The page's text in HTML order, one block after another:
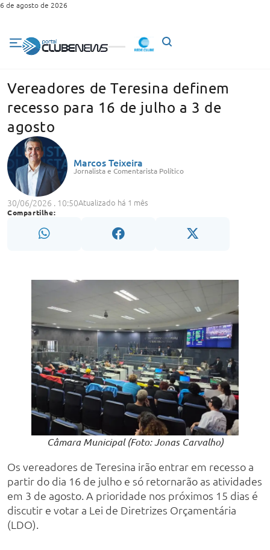
6 de agosto de 2026
Vereadores de Teresina definem
recesso para 16 de julho a 3 de
agosto
Marcos Teixeira
Jornalista e Comentarista Político
30/06/2026 . 10:50Atualizado há 1 mês
Compartilhe:
Câmara Municipal (Foto: Jonas Carvalho)
Os vereadores de Teresina irão entrar em recesso a
partir do dia 16 de julho e só retornarão as atividades
em 3 de agosto. A prioridade nos próximos 15 dias é
discutir e votar a Lei de Diretrizes Orçamentária
(LDO).